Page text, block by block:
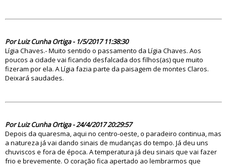
Por Luiz Cunha Ortiga - 1/5/2017 11:38:30
Lígia Chaves.- Muito sentido o passamento da Lígia Chaves. Aos
poucos a cidade vai ficando desfalcada dos filhos(as) que muito
fizeram por ela. A Lígia fazia parte da paisagem de montes Claros.
Deixará saudades.
Por Luiz Cunha Ortiga - 24/4/2017 20:29:57
Depois da quaresma, aqui no centro-oeste, o paradeiro continua, mas
a natureza já vai dando sinais de mudanças do tempo. Já deu uns
chuviscos e fora de época. A temperatura já deu sinais que vai fazer
frio e brevemente. O coração fica apertado ao lembrarmos que